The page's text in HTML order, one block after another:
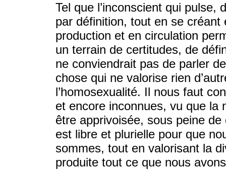
Tel que l’inconscient qui
par définition, tout en se
production et en circulation
un terrain de certitudes, de
ne conviendrait pas de parler
chose qui ne valorise rien
l’homosexualité. Il nous faut
et encore inconnues, vu que la
être apprivoisée, sous peine
est libre et plurielle pour que
sommes, tout en valorisant la
produite tout ce que nous